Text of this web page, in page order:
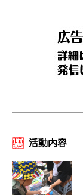
活動内容